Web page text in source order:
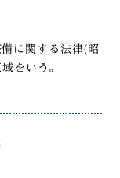
に関する法律(昭
をいう。